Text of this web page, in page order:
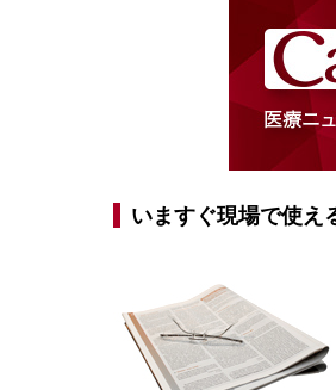
いますぐ現場で使え